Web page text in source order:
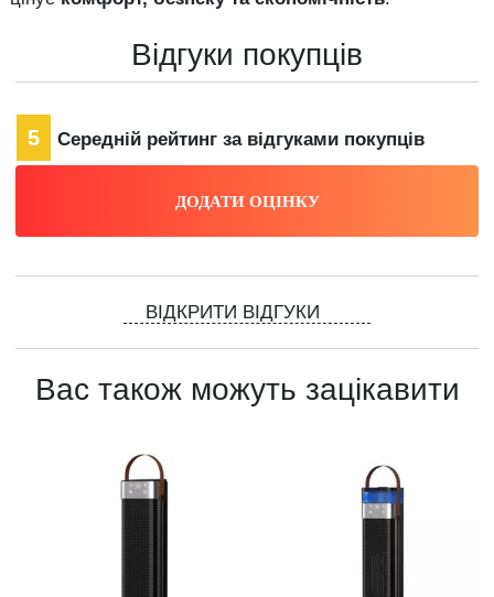
Відгуки покупців
5 Середній рейтинг за відгуками покупців
ВІДКРИТИ ВІДГУКИ
Вас також можуть зацікавити